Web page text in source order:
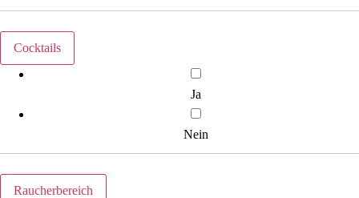
Cocktails
Ja
Nein
Raucherbereich